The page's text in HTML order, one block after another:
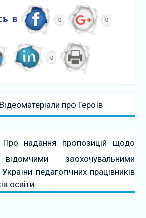
в 0 0
0
Попередній:
Відеоматеріали про Героїв
Наступний:
Про надання пропозицій щодо
заохочувальними
педагогічних працівників
освіти